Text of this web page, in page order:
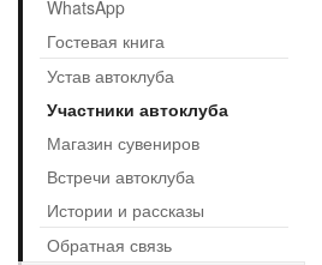
WhatsApp
Гостевая книга
Устав автоклуба
Участники автоклуба
Магазин сувениров
Встречи автоклуба
Истории и рассказы
Обратная связь